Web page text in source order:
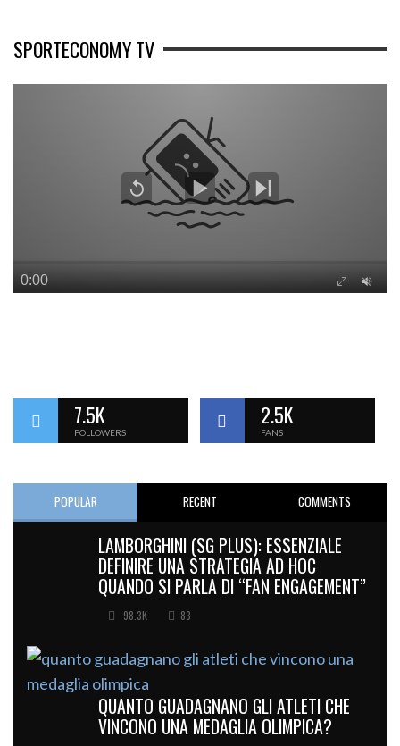
SPORTECONOMY TV
7.5K
FOLLOWERS
2.5K
FANS
POPULAR RECENT COMMENTS
LAMBORGHINI (SG PLUS): ESSENZIALE
DEFINIRE UNA STRATEGIA AD HOC
QUANDO SI PARLA DI “FAN ENGAGEMENT”
98.3K 83
QUANTO GUADAGNANO GLI ATLETI CHE
VINCONO UNA MEDAGLIA OLIMPICA?